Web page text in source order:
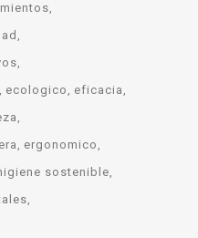
ecologico
eficacia
ergonomico
sostenible